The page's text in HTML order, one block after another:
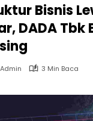
Bisnis
DADA Tbk
3 Min Baca